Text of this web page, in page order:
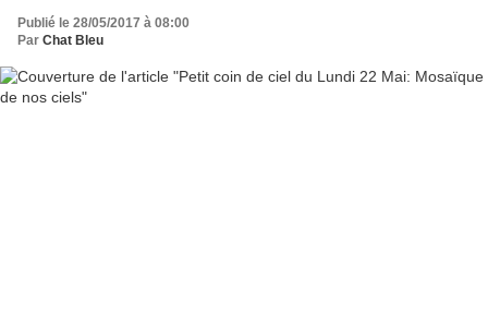
Publié le 28/05/2017 à 08:00
Par Chat Bleu